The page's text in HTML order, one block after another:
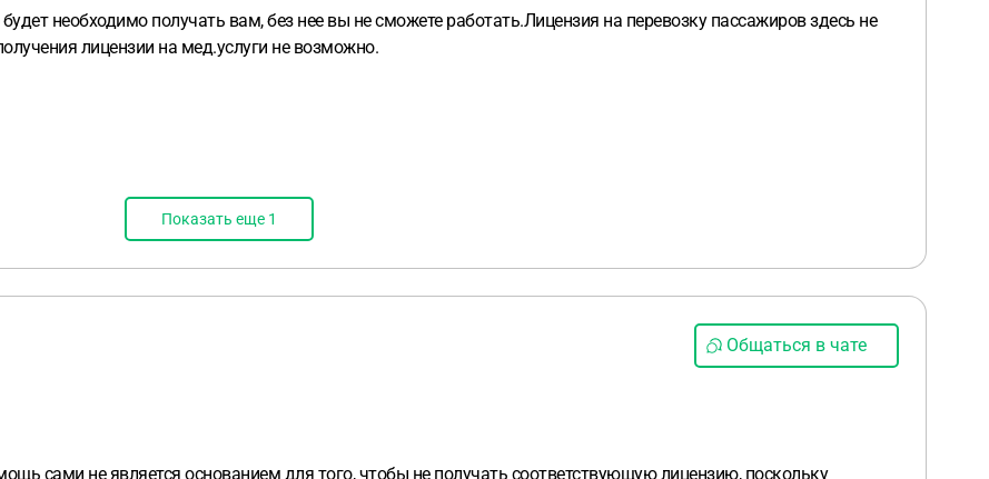
необходимо получать вам, без нее вы не сможете работать.Лицензия на перевозку пассажиров здесь не
лицензии на мед.услуги не возможно.
Показать еще 1
Общаться в чате
сами не является основанием для того, чтобы не получать соответствующую лицензию, поскольку